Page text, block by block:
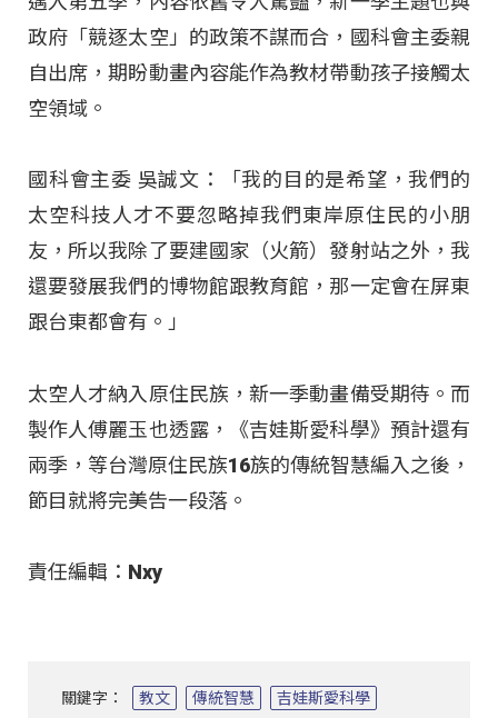
政府「競逐太空」的政策不謀而合，國科會主委親
自出席，期盼動畫內容能作為教材帶動孩子接觸太
空領域。​
國科會主委 吳誠文：「我的目的是希望，我們的
太空科技人才不要忽略掉我們東岸原住民的小朋
友，所以我除了要建國家（火箭）發射站之外，我
還要發展我們的博物館跟教育館，那一定會在屏東
跟台東都會有。」​
太空人才納入原住民族，新一季動畫備受期待。而
製作人傅麗玉也透露，《吉娃斯愛科學》預計還有
兩季，等台灣原住民族16族的傳統智慧編入之後，
節目就將完美告一段落。​
責任編輯：Nxy
關鍵字： 教文 傳統智慧 吉娃斯愛科學